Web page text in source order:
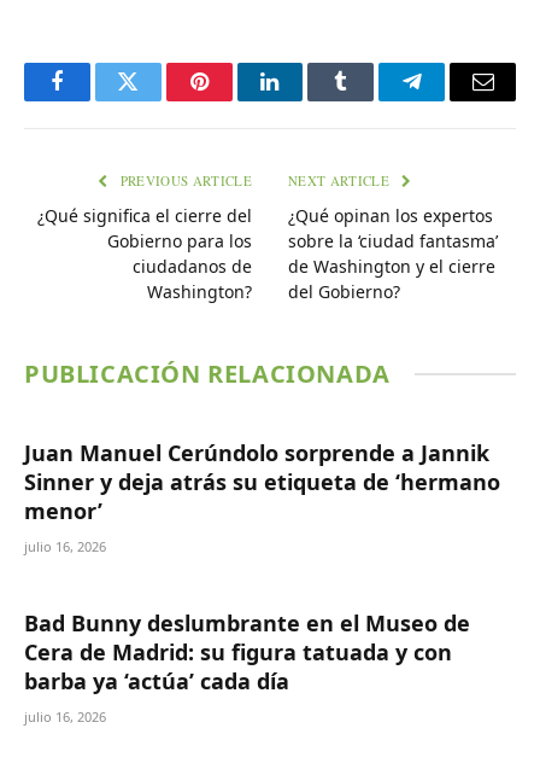
FacebookTwitter PinterestLinkedInTumblr TelegramEmail
PREVIOUS ARTICLE
¿Qué significa el cierre del
Gobierno para los
ciudadanos de
Washington?
NEXT ARTICLE
¿Qué opinan los expertos
sobre la ‘ciudad fantasma’
de Washington y el cierre
del Gobierno?
PUBLICACIÓN RELACIONADA
Juan Manuel Cerúndolo sorprende a Jannik
Sinner y deja atrás su etiqueta de ‘hermano
menor’
julio 16, 2026
Bad Bunny deslumbrante en el Museo de
Cera de Madrid: su figura tatuada y con
barba ya ‘actúa’ cada día
julio 16, 2026